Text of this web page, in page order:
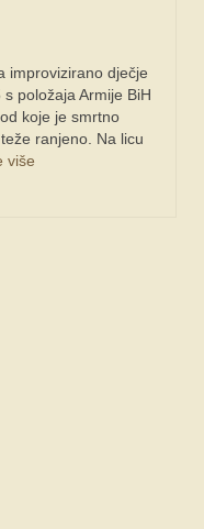
improvizirano dječje
položaja Armije BiH
koje je smrtno
ranjeno. Na licu
više